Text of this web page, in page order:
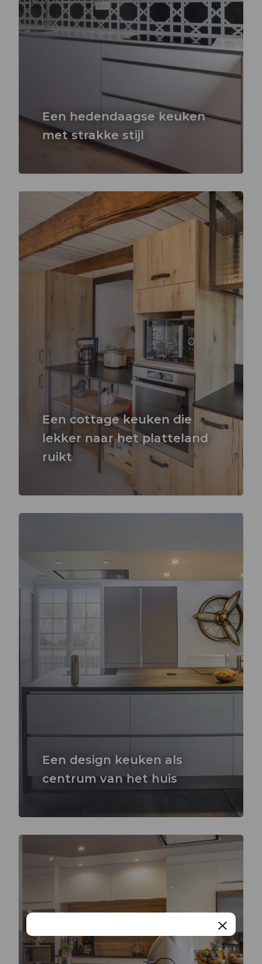
Een hedendaagse keuken
met strakke stijl
Een cottage keuken die
lekker naar het platteland
ruikt
Een design keuken als
centrum van het huis